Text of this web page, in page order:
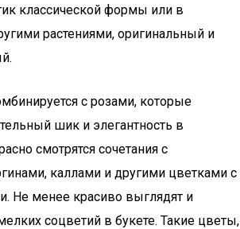
классической формы или в
растениями, оригинальный и
с розами, которые
шик и элегантность в
смотрятся сочетания с
каллами и другими цветками с
Не менее красиво выглядят и
соцветий в букете. Такие цветы,